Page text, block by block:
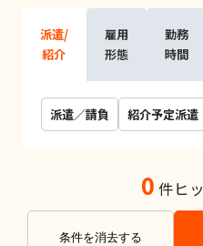
派遣/
紹介
雇用
形態
勤務
時間
派遣／請負 紹介予定派遣
0 件ヒ
条件を消去する